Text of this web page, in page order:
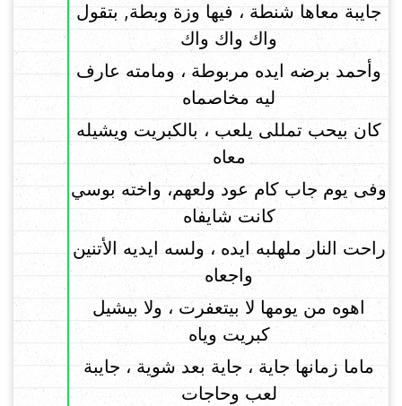
جايبة معاها شنطة ، فيها وزة وبطة, بتقول
واك واك واك
وأحمد برضه ايده مربوطة ، ومامته عارف
ليه مخاصماه
كان بيحب تمللى يلعب ، بالكبريت ويشيله
معاه
وفى يوم جاب كام عود ولعهم، واخته بوسي
كانت شايفاه
راحت النار ملهلبه ايده ، ولسه ايديه الأتنين
واجعاه
اهوه من يومها لا بيتعفرت ، ولا بيشيل
كبريت وياه
ماما زمانها جاية ، جاية بعد شوية ، جايبة
لعب وحاجات